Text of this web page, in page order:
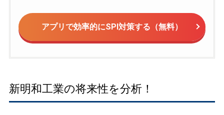
アプリで効率的にSPI対策する（無料）
新明和工業の将来性を分析！